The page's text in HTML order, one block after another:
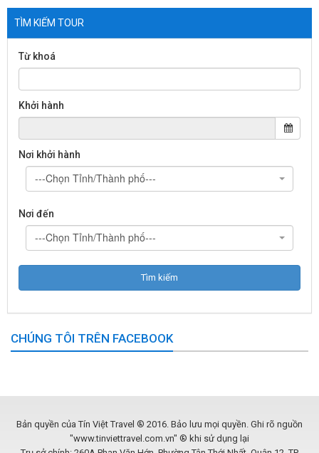
TÌM KIẾM TOUR
Từ khoá
Khởi hành
Nơi khởi hành
---Chọn Tỉnh/Thành phố---
Nơi đến
---Chọn Tỉnh/Thành phố---
CHÚNG TÔI TRÊN FACEBOOK
Bản quyền của Tín Việt Travel ® 2016. Bảo lưu mọi quyền. Ghi rõ nguồn
"www.tinviettravel.com.vn" ® khi sử dụng lại